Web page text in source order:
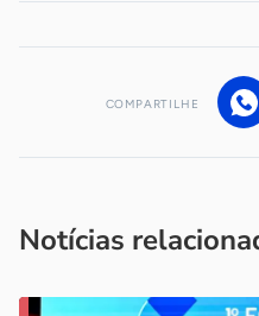
COMPARTILHE
Notícias